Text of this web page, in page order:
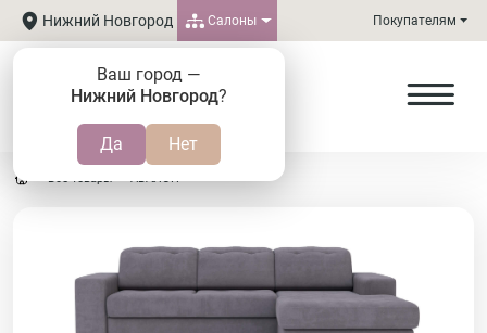
Нижний Новгород
Ваш город —
Нижний Новгород?
Салоны Покупателям
Все товары АВАЛОН